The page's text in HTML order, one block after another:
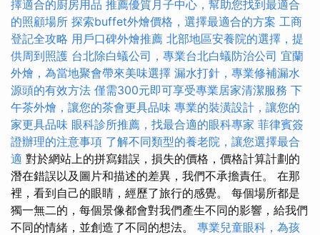
擇適合的廚房用品 推薦優質月子中心，幫助您找到最適合
的照顧場所 探索buffet外燴價格，選擇最適合的方案 工商
登記全攻略 用戶口碑外燴推薦 北部地區安養院的選擇，提
供周到照護 台北除白蟻公司，專業台北白蟻防治公司 宜蘭
外燴，為當地聚會帶來美味選擇 漏水打針，專業修補漏水
源頭的有效方法 僅需300元即可享受專業居家清潔服務 下
午茶外燴，讓您的茶會更具品味 專業的裝潢設計，讓您的
家更具品味 眼科診所推薦，找最合適的眼科專家 菲律賓簽
證辦理的注意事項 了解不同類型的養老院，讓您選擇最合
適 對於網站上的拼寫錯誤，損失的價格，價格計算計劃的
潛在錯誤以及圖片和描述的差異，我們不承擔責任。 在那
裡，看到自己的眼睛，經歷了旅行的感覺。 每個場所都是
獨一無二的，每個景像都會對我們產生不同的影響，給我們
不同的情緒，並創造了不同的想法。 專業兒童眼科，為孩